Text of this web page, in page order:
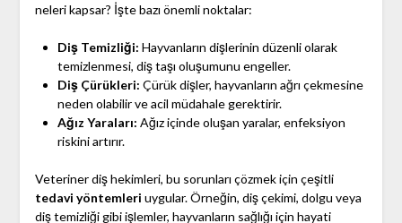
neleri kapsar? İşte bazı önemli noktalar:
Diş Temizliği: Hayvanların dişlerinin düzenli olarak
temizlenmesi, diş taşı oluşumunu engeller.
Diş Çürükleri: Çürük dişler, hayvanların ağrı çekmesine
neden olabilir ve acil müdahale gerektirir.
Ağız Yaraları: Ağız içinde oluşan yaralar, enfeksiyon
riskini artırır.
Veteriner diş hekimleri, bu sorunları çözmek için çeşitli
tedavi yöntemleri uygular. Örneğin, diş çekimi, dolgu veya
diş temizliği gibi işlemler, hayvanların sağlığı için hayati